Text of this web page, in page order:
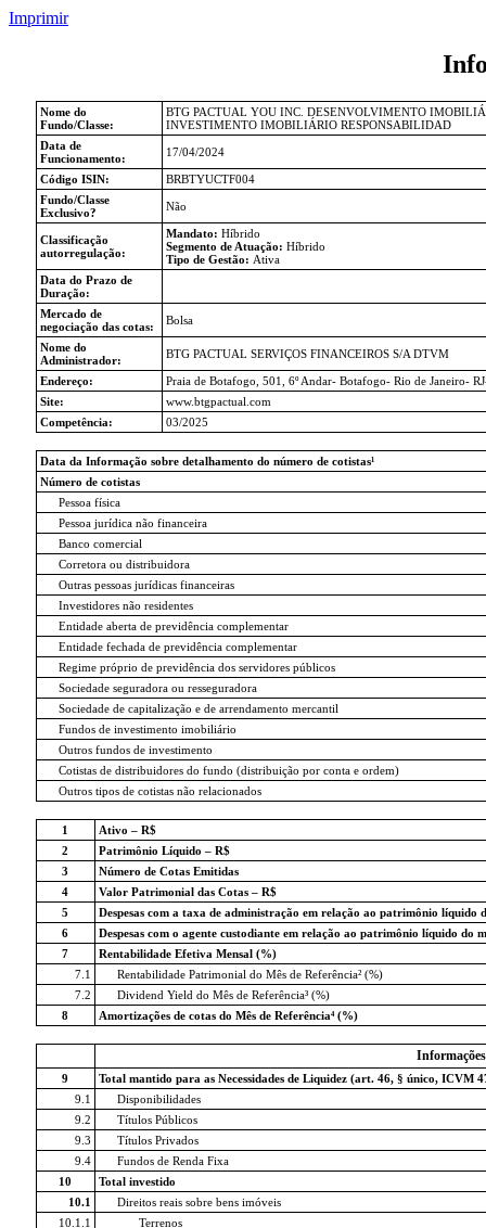
Imprimir
Nome do
Fundo/Classe:
BTG PACTUAL YOU INC. DESENVOLVIMENTO
INVESTIMENTO IMOBILIÁRIO RESPONSABILIDAD
Data de
Funcionamento:
17/04/2024
Código ISIN:
BRBTYUCTF004
Fundo/Classe
Exclusivo?
Não
Classificação
autorregulação:
Mandato: Híbrido
Segmento de Atuação: Híbrido
Tipo de Gestão: Ativa
Data do Prazo de
Duração:
Mercado de
negociação das cotas:
Bolsa
Nome do
Administrador:
BTG PACTUAL SERVIÇOS FINANCEIROS S/A DTVM
Endereço:
Praia de Botafogo, 501, 6º Andar- Botafogo- Rio de Janeiro-
Site:
www.btgpactual.com
Competência:
03/2025
Data da Informação sobre detalhamento do número de cotistas¹
Número de cotistas
Pessoa física
Pessoa jurídica não financeira
Banco comercial
Corretora ou distribuidora
Outras pessoas jurídicas financeiras
Investidores não residentes
Entidade aberta de previdência complementar
Entidade fechada de previdência complementar
Regime próprio de previdência dos servidores públicos
Sociedade seguradora ou resseguradora
Sociedade de capitalização e de arrendamento mercantil
Fundos de investimento imobiliário
Outros fundos de investimento
Cotistas de distribuidores do fundo (distribuição por conta e ordem)
Outros tipos de cotistas não relacionados
1
Ativo – R$
2
Patrimônio Líquido – R$
3
Número de Cotas Emitidas
4
Valor Patrimonial das Cotas – R$
5
Despesas com a taxa de administração em relação ao patrimônio líquido
6
Despesas com o agente custodiante em relação ao patrimônio líquido do
7
Rentabilidade Efetiva Mensal (%)
7.1
Rentabilidade Patrimonial do Mês de Referência² (%)
7.2
Dividend Yield do Mês de Referência³ (%)
8
Amortizações de cotas do Mês de Referência⁴ (%)
9
Total mantido para as Necessidades de Liquidez (art. 46, § único, ICVM
9.1
Disponibilidades
9.2
Títulos Públicos
9.3
Títulos Privados
9.4
Fundos de Renda Fixa
10
Total investido
10.1
Direitos reais sobre bens imóveis
10.1.1
Terrenos